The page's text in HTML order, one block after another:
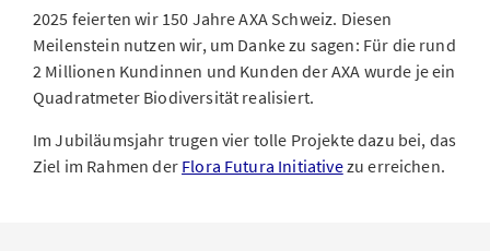
2025 feierten wir 150 Jahre AXA Schweiz. Diesen
Meilenstein nutzen wir, um Danke zu sagen: Für die rund
2 Millionen Kundinnen und Kunden der AXA wurde je ein
Quadratmeter Biodiversität realisiert.
Im Jubiläumsjahr trugen vier tolle Projekte dazu bei, das
Ziel im Rahmen der Flora Futura Initiativezu erreichen.